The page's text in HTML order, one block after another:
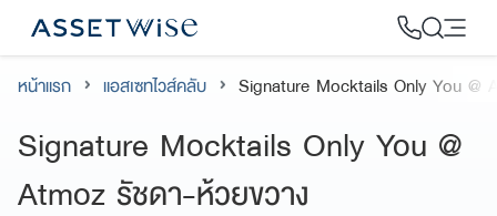
content
หน้าแรก แอสเซทไวส์คลับ Signature Mocktails Only You @
Signature Mocktails Only You @
Atmoz รัชดา-ห้วยขวาง